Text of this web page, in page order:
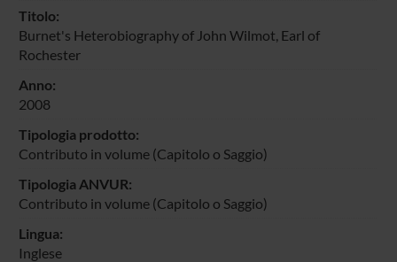
Titolo:
Burnet's Heterobiography of John Wilmot, Earl of
Rochester
Anno:
2008
Tipologia prodotto:
Contributo in volume (Capitolo o Saggio)
Tipologia ANVUR:
Contributo in volume (Capitolo o Saggio)
Lingua:
Inglese